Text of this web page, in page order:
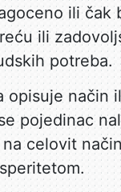
ili čak
ili
potreba.
način
pojedinac
na celovit